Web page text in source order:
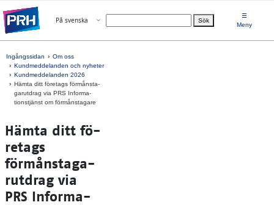
Välj språk
På svenska Öppna menyn Sök
☰
Meny
Ingångssidan
Om oss
Kundmeddelanden och nyheter
Kundmeddelanden 2026
Häm­ta ditt fö­re­tags förmåns­ta­
ga­rut­drag via PRS In­for­ma­
tionst­jänst om förmåns­ta­ga­re
Häm­ta ditt fö­
re­tags
förmåns­ta­ga­
rut­drag via
PRS In­for­ma­